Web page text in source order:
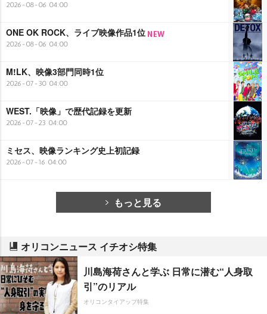
2026-08-06 04:00
ONE OK ROCK、ライブ映像作品1位
2026-08-06 04:00
M!LK、映像3部門同時1位
2026-07-30 04:00
WEST.「映像」で歴代記録を更新
2026-07-23 04:00
ミセス、映像ランキング史上初記録
2026-07-16 04:00
もっと見る
オリコンニュース イチオシ特集
川島海荷さんと学ぶ 日常に潜む“人身取
引”のリアル
オリコンタイアップ特集